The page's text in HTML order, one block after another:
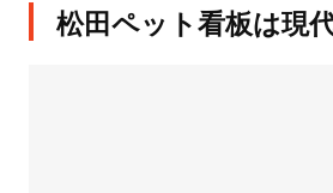
松田ペット看板は現